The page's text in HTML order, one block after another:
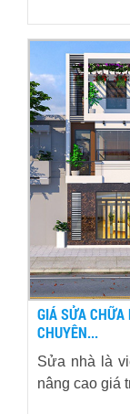
GIÁ SỬA
CHUYÊN...
Sửa nhà là
nâng cao giá